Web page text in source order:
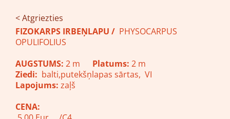
< Atgriezties
FIZOKARPS IRBEŅLAPU / PHYSOCARPUS
OPULIFOLIUS
AUGSTUMS: 2 m Platums: 2 m
Ziedi: balti,putekšņlapas sārtas, VI
Lapojums: zaļš
CENA: